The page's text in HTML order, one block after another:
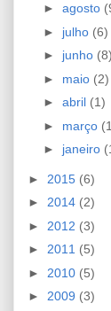
► agosto
► julho (6)
► junho (8)
► maio (2)
► abril (1)
► março
► janeiro
► 2015 (6)
► 2014 (2)
► 2012 (3)
► 2011 (5)
► 2010 (5)
► 2009 (3)